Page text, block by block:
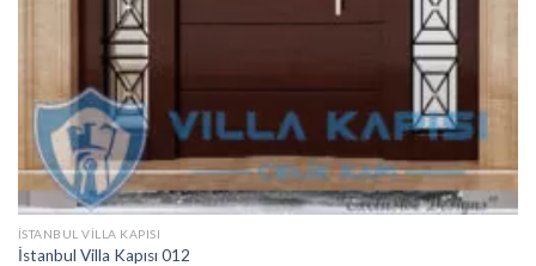
İSTANBUL VILLA KAPISI
İstanbul Villa Kapısı 012